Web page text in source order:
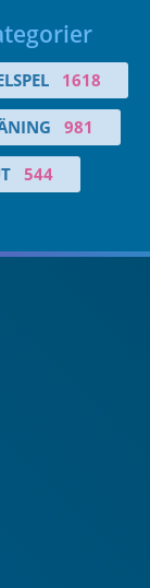
1618
981
544